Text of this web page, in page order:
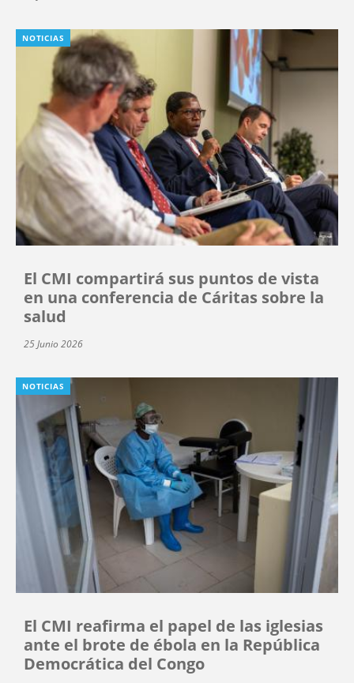
NOTICIAS
El CMI compartirá sus puntos de vista
en una conferencia de Cáritas sobre la
salud
25 Junio 2026
NOTICIAS
El CMI reafirma el papel de las iglesias
ante el brote de ébola en la República
Democrática del Congo